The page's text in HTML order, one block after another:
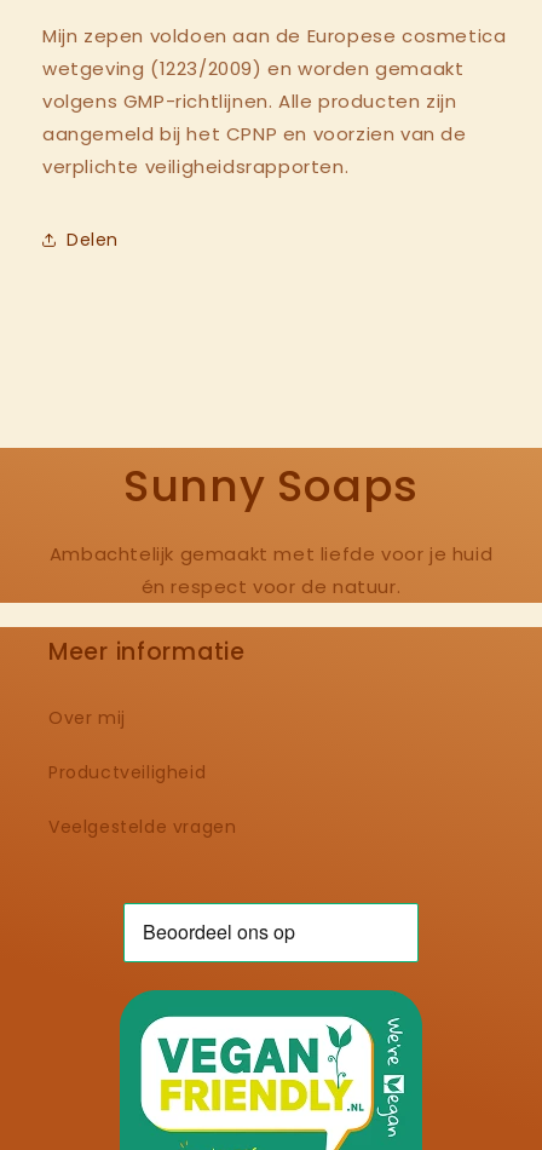
Mijn zepen voldoen aan de Europese cosmetica
wetgeving (1223/2009) en worden gemaakt
volgens GMP-richtlijnen. Alle producten zijn
aangemeld bij het CPNP en voorzien van de
verplichte veiligheidsrapporten.
Delen
Sunny Soaps
Ambachtelijk gemaakt met liefde voor je huid
én respect voor de natuur.
Meer informatie
Over mij
Productveiligheid
Veelgestelde vragen